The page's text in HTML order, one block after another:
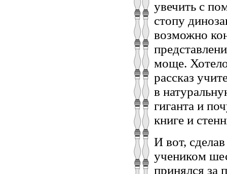
увечить с
стопу
возможно
моще.
рассказ
в
гиганта и
книге и
И вот,
учеником
принялся за